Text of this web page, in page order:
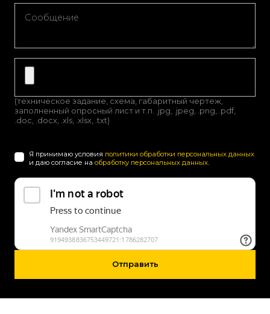
(техническое задание, схема, габаритный чертеж,
заполненный опросный лист и т.п. .jpg, .jpeg, .png, .pdf,
.doc, .docx, .xls, .xlsx, .txt)
Я принимаю условия политики обработки персональных данных
и даю согласие на обработку персональных данных.
Отправить